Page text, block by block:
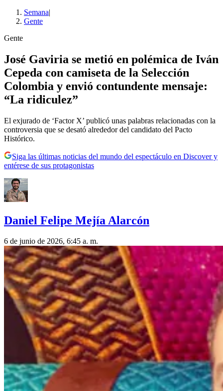
Semana|
Gente
Gente
José Gaviria se metió en polémica de Iván
Cepeda con camiseta de la Selección
Colombia y envió contundente mensaje:
“La ridiculez”
El exjurado de ‘Factor X’ publicó unas palabras relacionadas con la
controversia que se desató alrededor del candidato del Pacto
Histórico.
Siga las últimas noticias del mundo del espectáculo en Discover y
entérese de sus protagonistas
Daniel Felipe Mejía Alarcón
6 de junio de 2026, 6:45 a. m.